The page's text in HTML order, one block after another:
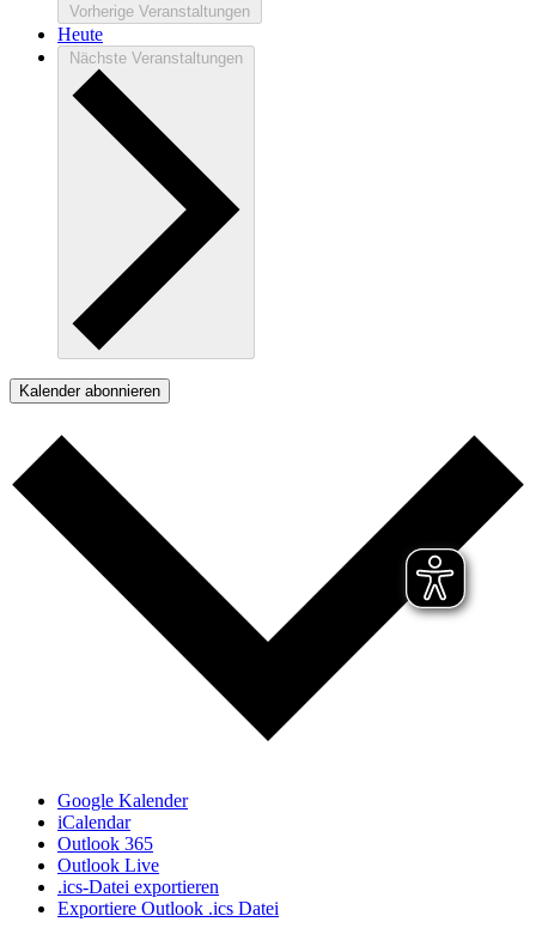
Vorherige Veranstaltungen
Heute
Nächste Veranstaltungen
Kalender abonnieren
Google Kalender
iCalendar
Outlook 365
Outlook Live
.ics-Datei exportieren
Exportiere Outlook .ics Datei